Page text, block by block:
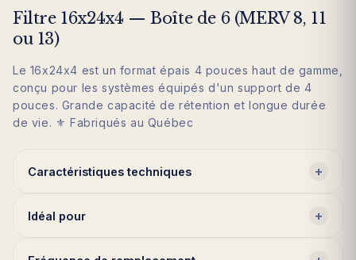
Filtre 16x24x4 — Boîte de 6 (MERV 8, 11
ou 13)
Le 16x24x4 est un format épais 4 pouces haut de gamme,
conçu pour les systèmes équipés d'un support de 4
pouces. Grande capacité de rétention et longue durée
de vie. ⚜️ Fabriqués au Québec
Caractéristiques techniques +
Idéal pour +